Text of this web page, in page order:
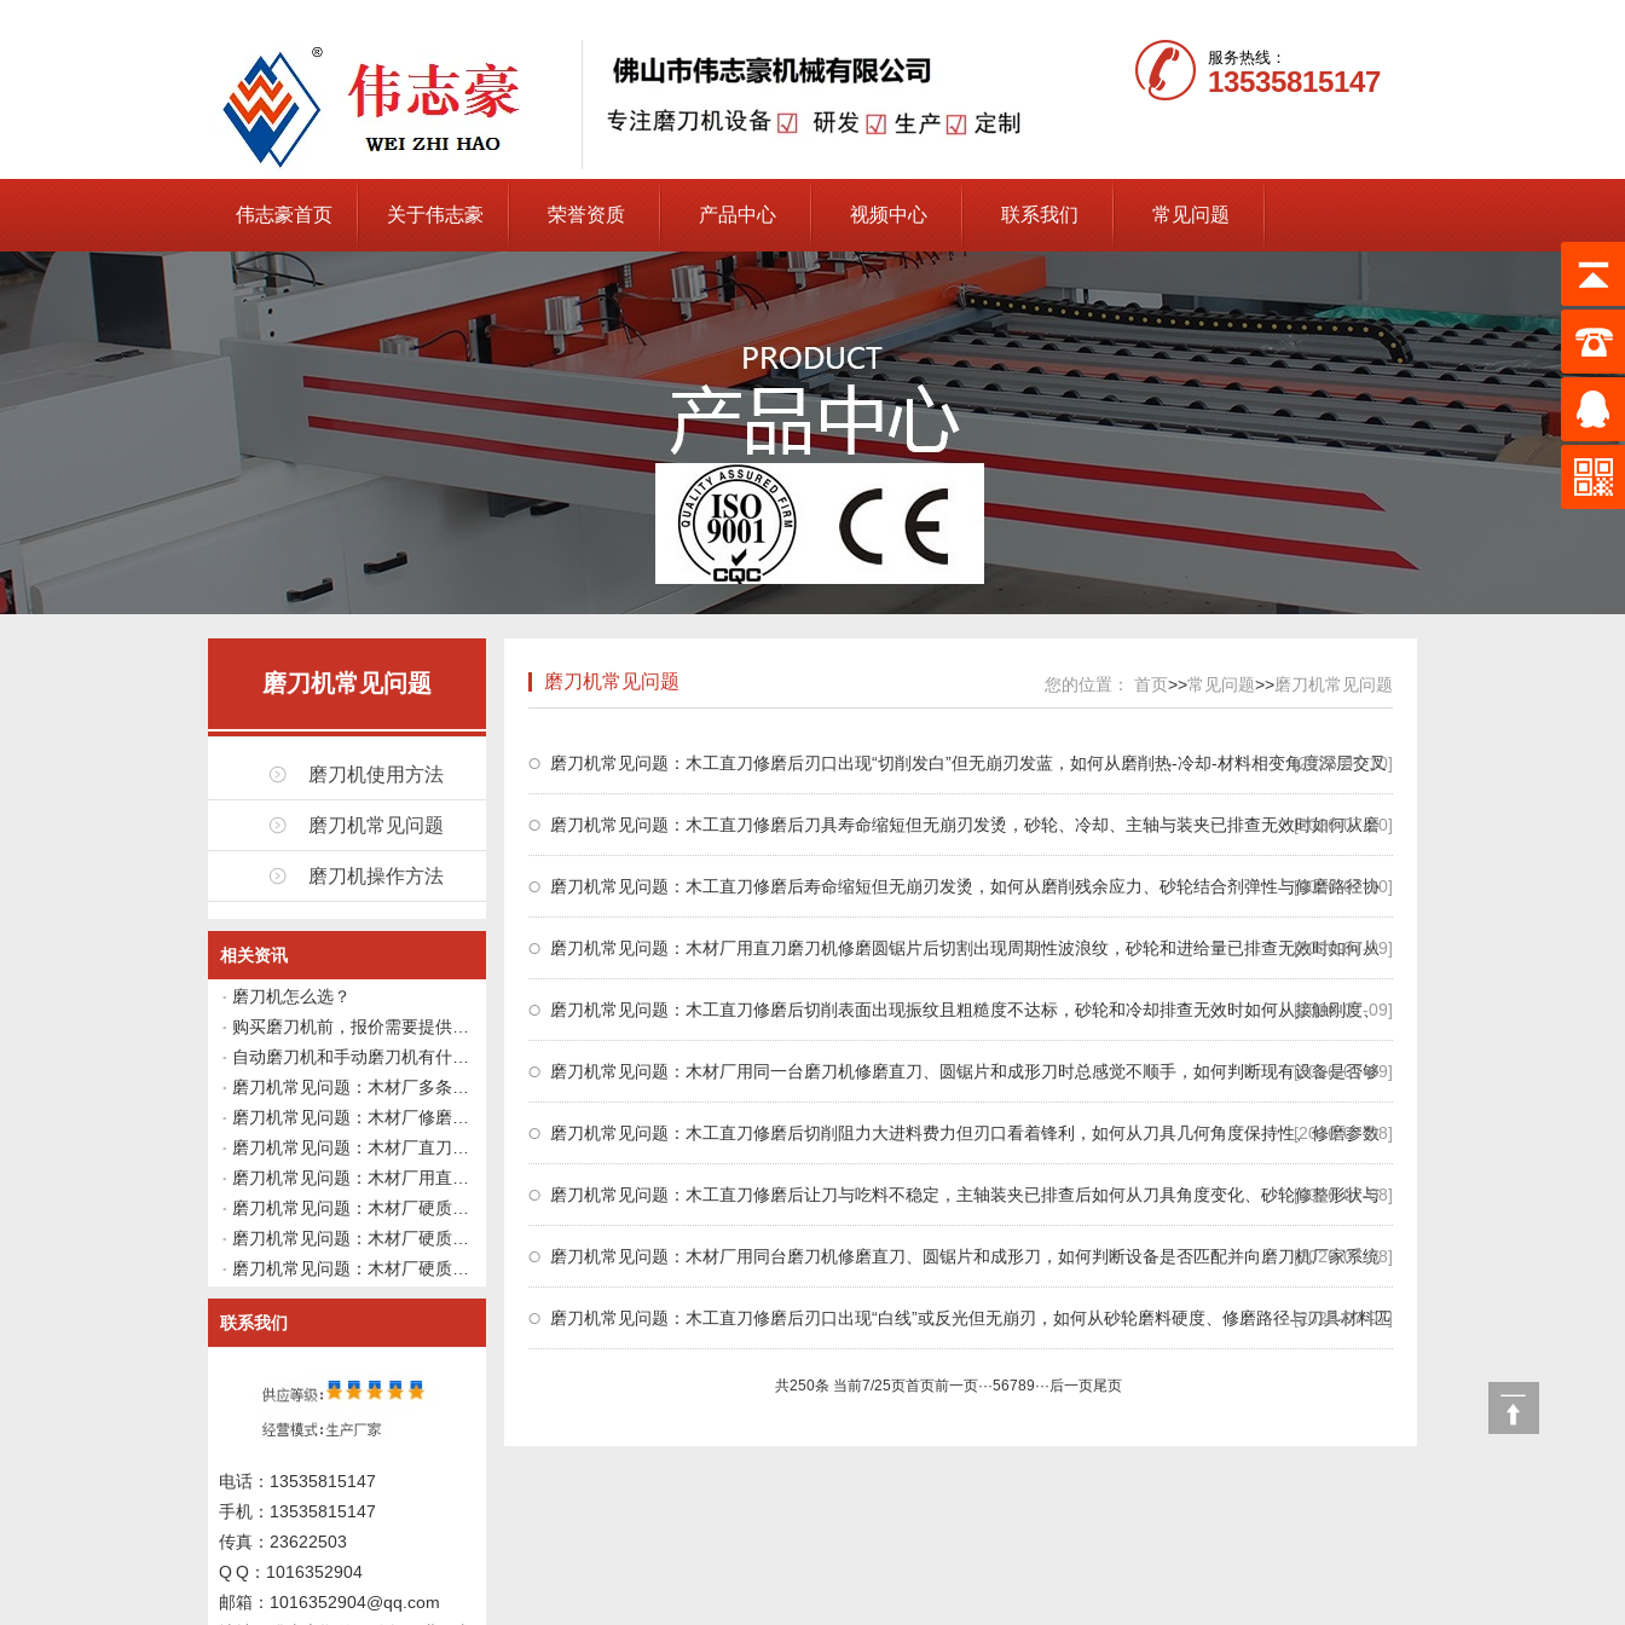
服务热线：
13535815147
伟志豪首页 关于伟志豪 荣誉资质 产品中心 视频中心 联系我们 常见问题
磨刀机常见问题
磨刀机使用方法
磨刀机常见问题
磨刀机操作方法
相关资讯
磨刀机怎么选？
联系我们
电话：13535815147
手机：13535815147
传真：23622503
Q Q：1016352904
邮箱：1016352904@qq.com
磨刀机常见问题 您的位置： 首页>>常见问题>>磨刀机常见问题
磨刀机常见问题：木工直刀修磨后刃口出现“切削发白”但无崩刃发蓝，如何从磨削热-冷却-材料相变角度深层交叉
排查并向磨刀机厂家询价？伟志豪机械建议先整理这5组现场数据
[2026-07-10]
磨刀机常见问题：木工直刀修磨后刀具寿命缩短但无崩刃发烫，砂轮、冷却、主轴与装夹已排查无效时如何从磨
削残余应力、砂轮结合剂弹性与修磨路径协同深层交叉排查并向磨刀机厂家询价？伟志豪机械建议先整理这5组现场
[2026-07-10]
磨刀机常见问题：木工直刀修磨后寿命缩短但无崩刃发烫，如何从磨削残余应力、砂轮结合剂弹性与修磨路径协
同角度深层交叉排查并向磨刀机厂家询价？伟志豪机械建议先整理这5组现场数据
[2026-07-10]
磨刀机常见问题：木材厂用直刀磨刀机修磨圆锯片后切割出现周期性波浪纹，砂轮和进给量已排查无效时如何从
锯片张紧状态、砂轮修整形状与进给路径深层交叉排查并向磨刀机厂家询价？伟志豪机械建议先整理这5组现场数据
[2026-07-09]
磨刀机常见问题：木工直刀修磨后切削表面出现振纹且粗糙度不达标，砂轮和冷却排查无效时如何从接触刚度、
冷却液阻尼与修磨路径深层交叉排查并向磨刀机厂家询价？伟志豪机械建议先整理这5组现场数据
[2026-07-09]
磨刀机常见问题：木材厂用同一台磨刀机修磨直刀、圆锯片和成形刀时总感觉不顺手，如何判断现有设备是否够
用并向磨刀机厂家系统询价？伟志豪机械建议先确认这5组刀具使用信息
[2026-07-09]
磨刀机常见问题：木工直刀修磨后切削阻力大进料费力但刃口看着锋利，如何从刀具几何角度保持性、修磨参数
与设备刚性深层交叉排查并向磨刀机厂家询价？伟志豪机械建议先整理这6组现场数据
[2026-07-08]
磨刀机常见问题：木工直刀修磨后让刀与吃料不稳定，主轴装夹已排查后如何从刀具角度变化、砂轮修整形状与
设备动态刚性深层交叉排查并向磨刀机厂家询价？伟志豪机械建议先确认这5组现场数据
[2026-07-08]
磨刀机常见问题：木材厂用同台磨刀机修磨直刀、圆锯片和成形刀，如何判断设备是否匹配并向磨刀机厂家系统
询价？伟志豪机械建议先整理这4组刀具使用信息
[2026-07-08]
磨刀机常见问题：木工直刀修磨后刃口出现“白线”或反光但无崩刃，如何从砂轮磨料硬度、修磨路径与刀具材料匹
配角度深层排查并向磨刀机厂家询价？伟志豪机械建议先确认这4组交叉因素
[2026-07-07]
共250条 当前7/25页首页前一页···56789···后一页尾页